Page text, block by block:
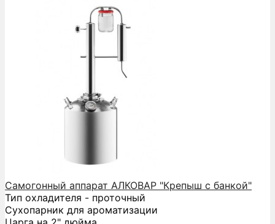
Самогонный аппарат АЛКОВАР "Крепыш с банкой"
Тип охладителя - проточный
Сухопарник для ароматизации